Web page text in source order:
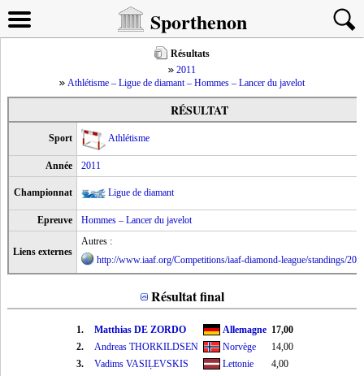
Sporthenon
Résultats
2011
Athlétisme – Ligue de diamant – Hommes – Lancer du javelot
RÉSULTAT
Sport Athlétisme
Année 2011
Championnat Ligue de diamant
Epreuve Hommes – Lancer du javelot
Liens externes
Autres :
http://www.iaaf.org/Competitions/iaaf-diamond-league/standings/
Résultat final
1. Matthias DE ZORDO Allemagne 17,00
2.
Andreas THORKILDSEN Norvège
14,00
3.
Vadims VASIĻEVSKIS Lettonie 4,00